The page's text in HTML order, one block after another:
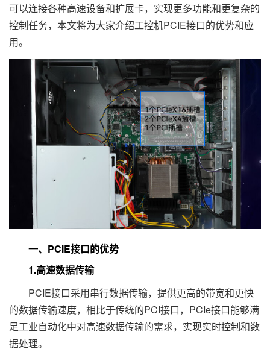
可以连接各种高速设备和扩展卡，实现更多功能和更复杂的
控制任务，本文将为大家介绍工控机PCIE接口的优势和应
用。
一、PCIE接口的优势
1.高速数据传输
PCIE接口采用串行数据传输，提供更高的带宽和更快
的数据传输速度，相比于传统的PCI接口，PCIe接口能够满
足工业自动化中对高速数据传输的需求，实现实时控制和数
据处理。